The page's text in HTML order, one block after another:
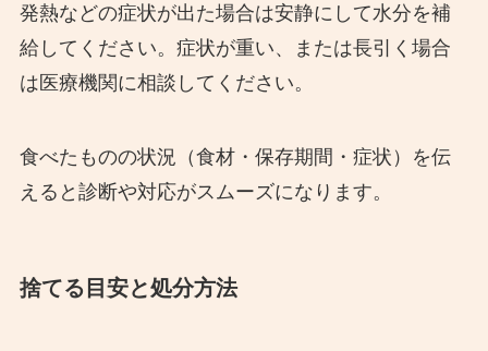
発熱などの症状が出た場合は安静にして水分を補
給してください。症状が重い、または長引く場合
は医療機関に相談してください。
食べたものの状況（食材・保存期間・症状）を伝
えると診断や対応がスムーズになります。
捨てる目安と処分方法